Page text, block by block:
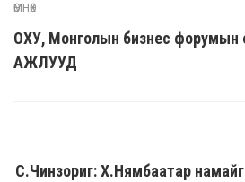
ӨМНӨХ
ОХУ, Монголын бизнес
АЖЛУУД
С.Чинзориг: Х.Нямбаатар намайг